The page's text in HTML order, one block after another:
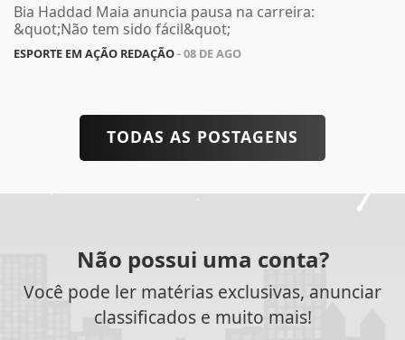
Bia Haddad Maia anuncia pausa na carreira:
&quot;Não tem sido fácil&quot;
ESPORTE EM AÇÃO REDAÇÃO- 08 DE AGO
TODAS AS POSTAGENS
Não possui uma conta?
Você pode ler matérias exclusivas, anunciar
classificados e muito mais!